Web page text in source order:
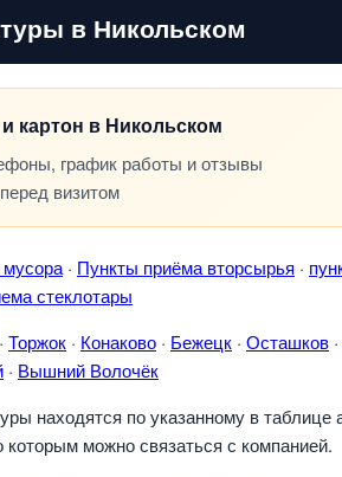
в Никольском
картон в Никольском
график работы и отзывы
визитом
· Пункты приёма вторсырья ·
стеклотары
· Торжок · Конаково · Бежецк · Осташков ·
· Вышний Волочёк
находятся по указанному в таблице
можно связаться с компанией.